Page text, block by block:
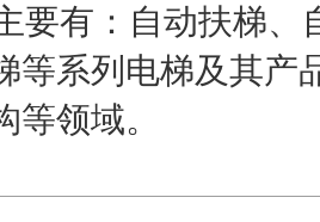
有：自动扶梯、
等系列电梯及其产
领域。